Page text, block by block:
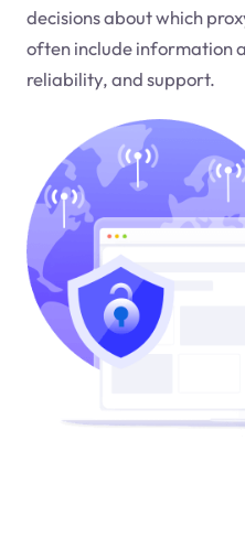
decisions about which
often include information
reliability, and support.